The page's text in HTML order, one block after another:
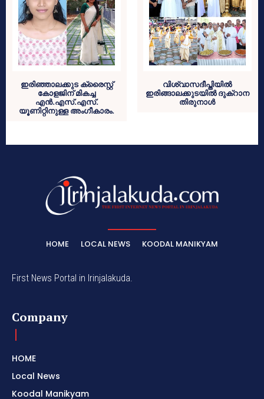
ഇരിഞ്ഞാലക്കുട ക്രൈസ്റ്റ്
കോളജിന് മികച്ച
എൻ.എസ്.എസ്.
യൂണിറ്റിനുള്ള അംഗീകാരം.
വിശ്വാസദീപ്തിയില്‍
ഇരിങ്ങാലക്കുടയില്‍ ദുക്റാന
തിരുനാള്‍
HOME LOCAL NEWS KOODAL MANIKYAM
First News Portal in Irinjalakuda.
Company
HOME
Local News
Koodal Manikyam